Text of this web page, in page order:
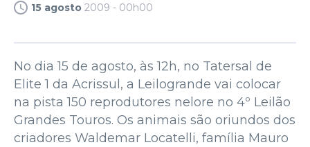
15 agosto 2009 - 00h00
No dia 15 de agosto, às 12h, no Tatersal de
Elite 1 da Acrissul, a Leilogrande vai colocar
na pista 150 reprodutores nelore no 4º Leilão
Grandes Touros. Os animais são oriundos dos
criadores Waldemar Locatelli, família Mauro